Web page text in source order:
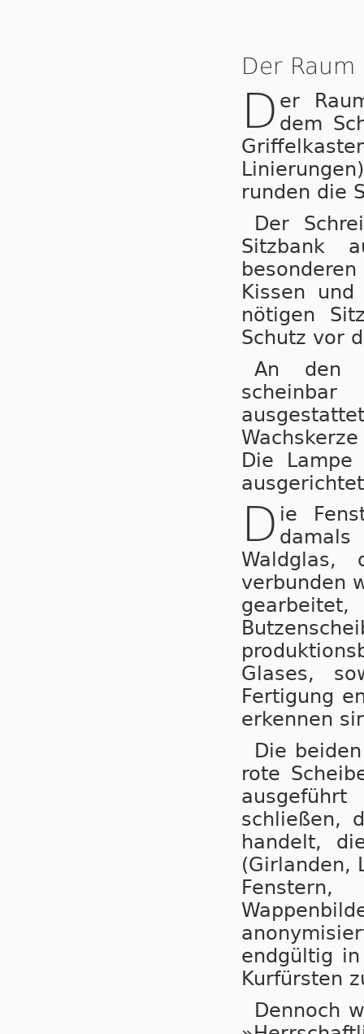
Der
D er
dem
runden die
Der
Sitzbank
Kissen
nötigen
Schutz vor
An den
scheinbar
Die
D ie
damals
Waldglas,
verbunden
Glases,
Fertigung
erkennen
Die
rote
schließen,
handelt,
(Girlanden,
endgültig
Kurfürsten
Dennoch